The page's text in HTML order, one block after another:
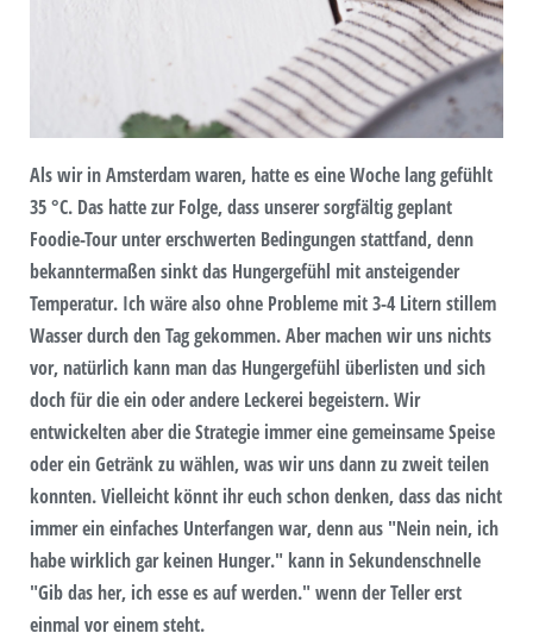
Als wir in Amsterdam waren, hatte es eine Woche lang gefühlt
35 °C. Das hatte zur Folge, dass unserer sorgfältig geplant
Foodie-Tour unter erschwerten Bedingungen stattfand, denn
bekanntermaßen sinkt das Hungergefühl mit ansteigender
Temperatur. Ich wäre also ohne Probleme mit 3-4 Litern stillem
Wasser durch den Tag gekommen. Aber machen wir uns nichts
vor, natürlich kann man das Hungergefühl überlisten und sich
doch für die ein oder andere Leckerei begeistern. Wir
entwickelten aber die Strategie immer eine gemeinsame Speise
oder ein Getränk zu wählen, was wir uns dann zu zweit teilen
konnten. Vielleicht könnt ihr euch schon denken, dass das nicht
immer ein einfaches Unterfangen war, denn aus "Nein nein, ich
habe wirklich gar keinen Hunger." kann in Sekundenschnelle
"Gib das her, ich esse es auf werden." wenn der Teller erst
einmal vor einem steht.